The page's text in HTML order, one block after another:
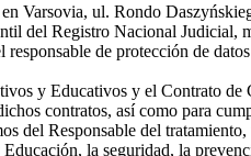
Varsovia, ul. Rondo
del Registro Nacional Judicial,
de protección de
y Educativos y el Contrato
contratos, así como para
del Responsable del
la seguridad, la